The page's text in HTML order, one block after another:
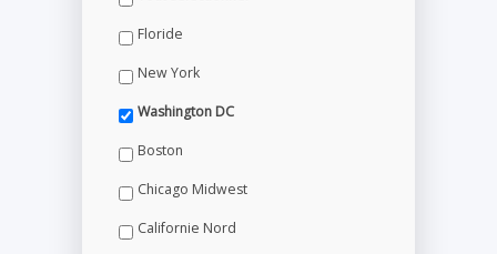
Floride
New York
Washington DC
Boston
Chicago Midwest
Californie Nord